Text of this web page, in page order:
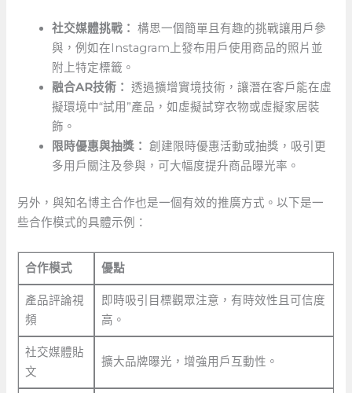
社交媒體挑戰： 構思一個簡單且有趣的挑戰讓用戶參
與，例如在Instagram上發布用戶使用商品的照片並
附上特定標籤。
融合AR技術： ​透過擴增實境技術，讓潛在客戶能在虛
擬環境中“試用”產品，如虛擬試穿衣物或虛擬家居裝
飾。
限時優惠與抽獎： 創建限時優惠活動或抽獎，吸引更
多用戶關注及參與，可大幅度提升商品曝光率。
另外，與知名博主合作也是一個有效的推廣方式。以下是一
些合作模式的具體示例：
合作模式 優點
產品評論視
頻
即時吸引目標觀眾注意，有時效性且可信度
高。
社交媒體貼
文
擴大品牌曝光，增強用戶互動性。